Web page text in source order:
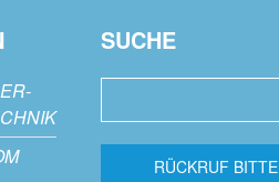
SUCHE
RÜCKRUF BITTE